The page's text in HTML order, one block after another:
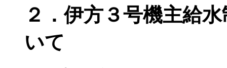
２．伊方３号機主給
いて